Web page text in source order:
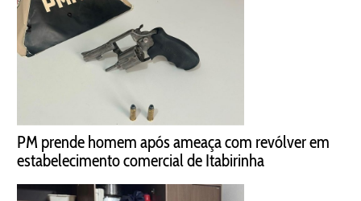
PM prende homem após ameaça com revólver em
estabelecimento comercial de Itabirinha